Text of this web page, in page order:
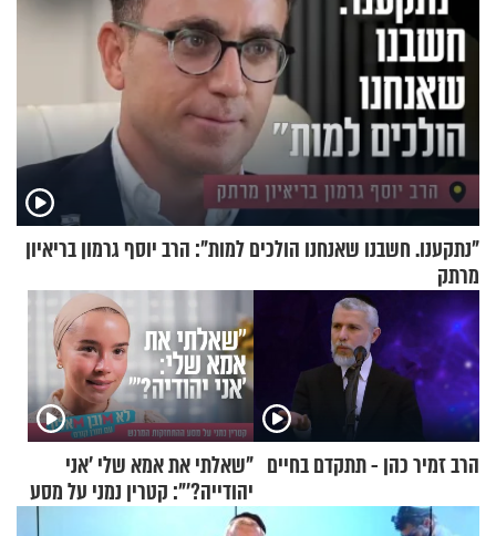
"נתקענו. חשבנו שאנחנו הולכים למות": הרב יוסף גרמון בריאיון
מרתק
הרב זמיר כהן - תתקדם בחיים "שאלתי את אמא שלי 'אני
יהודייה?'": קטרין נמני על מסע
ההתחזקות המרגש